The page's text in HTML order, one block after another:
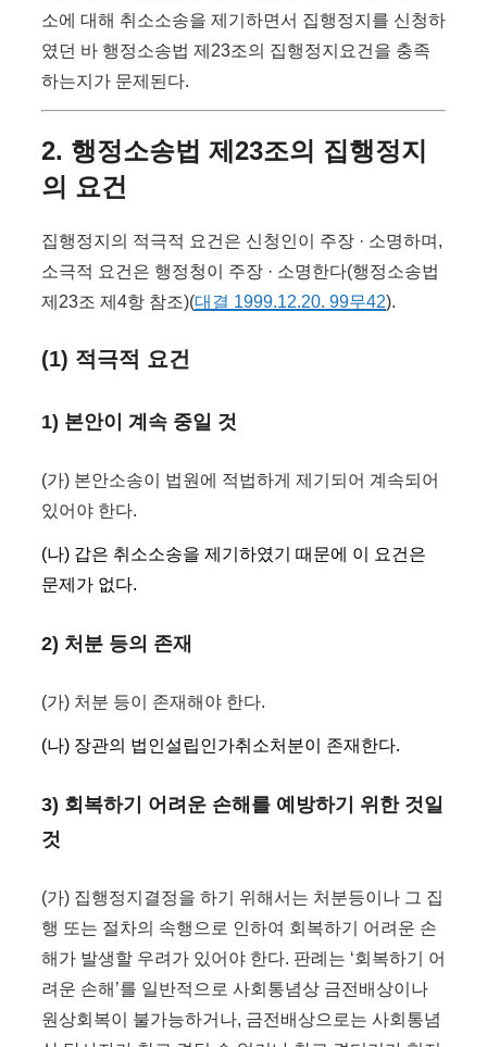
소에 대해 취소소송을 제기하면서 집행정지를 신청하
였던 바 행정소송법 제23조의 집행정지요건을 충족
하는지가 문제된다.
2. 행정소송법 제23조의 집행정지
의 요건
집행정지의 적극적 요건은 신청인이 주장 · 소명하며,
소극적 요건은 행정청이 주장 · 소명한다(행정소송법
제23조 제4항 참조)(대결 1999.12.20. 99무42).
(1) 적극적 요건
1) 본안이 계속 중일 것
(가) 본안소송이 법원에 적법하게 제기되어 계속되어
있어야 한다.
(나) 갑은 취소소송을 제기하였기 때문에 이 요건은
문제가 없다.
2) 처분 등의 존재
(가) 처분 등이 존재해야 한다.
(나) 장관의 법인설립인가취소처분이 존재한다.
3) 회복하기 어려운 손해를 예방하기 위한 것일
것
(가) 집행정지결정을 하기 위해서는 처분등이나 그 집
행 또는 절차의 속행으로 인하여 회복하기 어려운 손
해가 발생할 우려가 있어야 한다. 판례는 ‘회복하기 어
려운 손해’를 일반적으로 사회통념상 금전배상이나
원상회복이 불가능하거나, 금전배상으로는 사회통념